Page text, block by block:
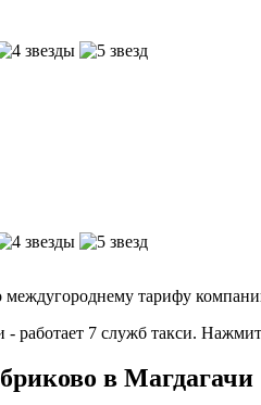
междугороднему тарифу
- работает 7 служб такси.
в Магдагачи